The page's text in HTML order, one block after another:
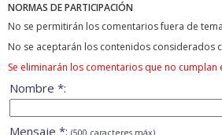
NORMAS DE PARTICIPACIÓN
No se permitirán los comentarios fuera de
No se aceptarán los contenidos considerados
Se eliminarán los comentarios que no cumplan
Nombre *:
Mensaje *: